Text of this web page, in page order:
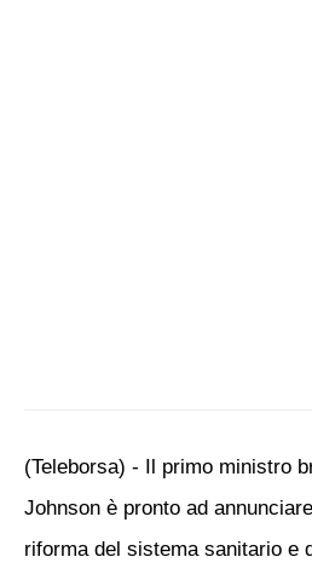
(Teleborsa) - Il primo ministro
Johnson è pronto ad
riforma del sistema sanitario e